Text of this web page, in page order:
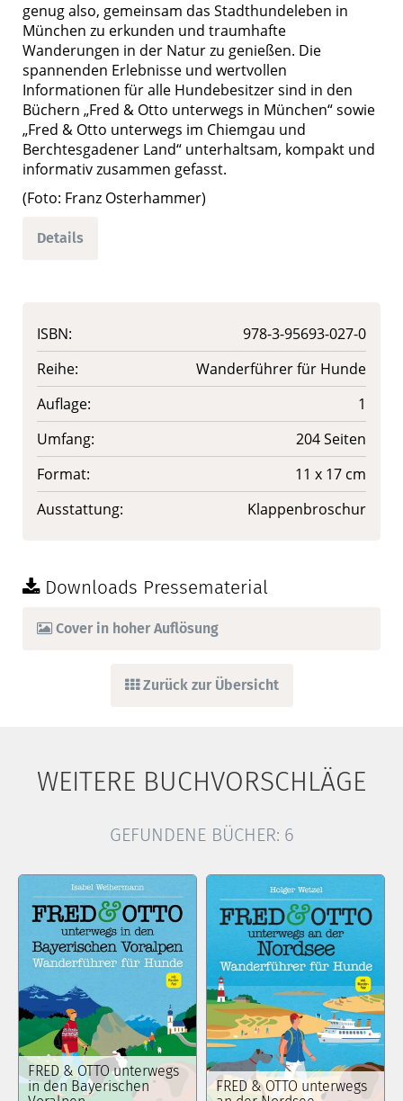
genug also, gemeinsam das Stadthundeleben in
München zu erkunden und traumhafte
Wanderungen in der Natur zu genießen. Die
spannenden Erlebnisse und wertvollen
Informationen für alle Hundebesitzer sind in den
Büchern „Fred & Otto unterwegs in München“ sowie
„Fred & Otto unterwegs im Chiemgau und
Berchtesgadener Land“ unterhaltsam, kompakt und
informativ zusammen gefasst.
(Foto: Franz Osterhammer)
Details
ISBN:
978-3-95693-027-0
Reihe:
Wanderführer für Hunde
Auflage:
1
Umfang:
204 Seiten
Format:
11 x 17 cm
Ausstattung:
Klappenbroschur
Downloads Pressematerial
Cover in hoher Auflösung
Zurück zur Übersicht
WEITERE BUCHVORSCHLÄGE
GEFUNDENE BÜCHER: 6
FRED & OTTO unterwegs
in den Bayerischen
FRED & OTTO unterwegs